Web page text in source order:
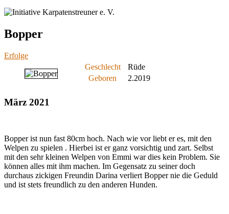
Bopper
Erfolge
Geschlecht
Rüde
Geboren
2.2019
März 2021
Bopper ist nun fast 80cm hoch. Nach wie vor liebt er es, mit den
Welpen zu spielen . Hierbei ist er ganz vorsichtig und zart. Selbst
mit den sehr kleinen Welpen von Emmi war dies kein Problem. Sie
können alles mit ihm machen. Im Gegensatz zu seiner doch
durchaus zickigen Freundin Darina verliert Bopper nie die Geduld
und ist stets freundlich zu den anderen Hunden.